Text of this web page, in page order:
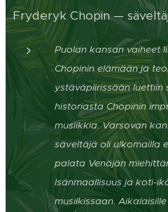
Fryderyk Chopin —
Puolan kansan vaiheet
Chopinin elämään ja
ystäväpiirissään
historiasta Chopinin
musiikkia. Varsovan
säveltäjä oli ulkomailla
palata Venäjän
Isänmaallisuus ja koti-
musiikissaan.